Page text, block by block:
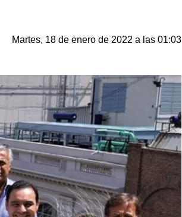
Martes, 18 de enero de 2022 a las 01:03